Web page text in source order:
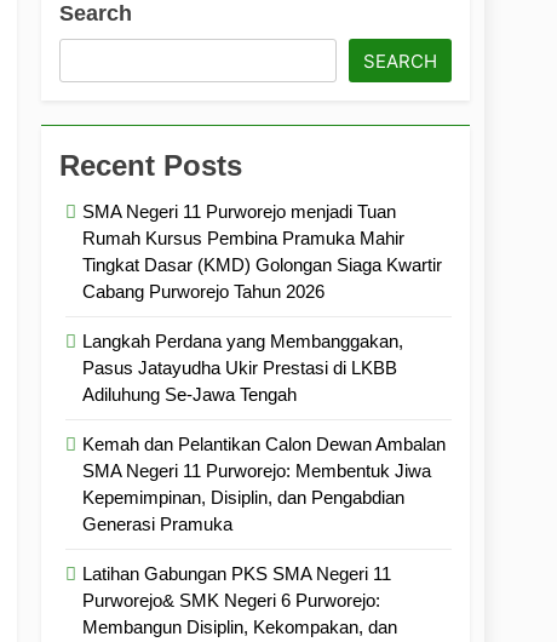
Search
SEARCH
Recent Posts
SMA Negeri 11 Purworejo menjadi Tuan
Rumah Kursus Pembina Pramuka Mahir
Tingkat Dasar (KMD) Golongan Siaga Kwartir
Cabang Purworejo Tahun 2026
Langkah Perdana yang Membanggakan,
Pasus Jatayudha Ukir Prestasi di LKBB
Adiluhung Se-Jawa Tengah
Kemah dan Pelantikan Calon Dewan Ambalan
SMA Negeri 11 Purworejo: Membentuk Jiwa
Kepemimpinan, Disiplin, dan Pengabdian
Generasi Pramuka
Latihan Gabungan PKS SMA Negeri 11
Purworejo& SMK Negeri 6 Purworejo:
Membangun Disiplin, Kekompakan, dan